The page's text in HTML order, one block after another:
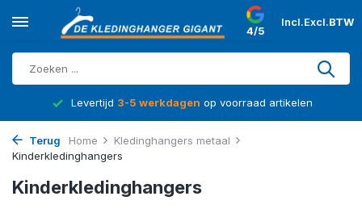
4/5
Incl.Excl.BTW
Levertijd 3-5 werkdagen op voorraad artikelen
Terug Home
Kledinghangers metaal
Kinderkledinghangers
Kinderkledinghangers